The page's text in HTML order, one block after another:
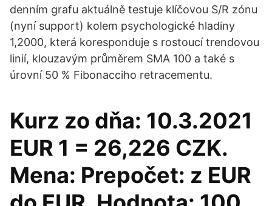
denním grafu aktuálně testuje klíčovou S/R zónu
(nyní support) kolem psychologické hladiny
1,2000, která koresponduje s rostoucí trendovou
linií, klouzavým průměrem SMA 100 a také s
úrovní 50 % Fibonacciho retracementu.
Kurz zo dňa: 10.3.2021
EUR 1 = 26,226 CZK.
Mena: Prepočet: z EUR